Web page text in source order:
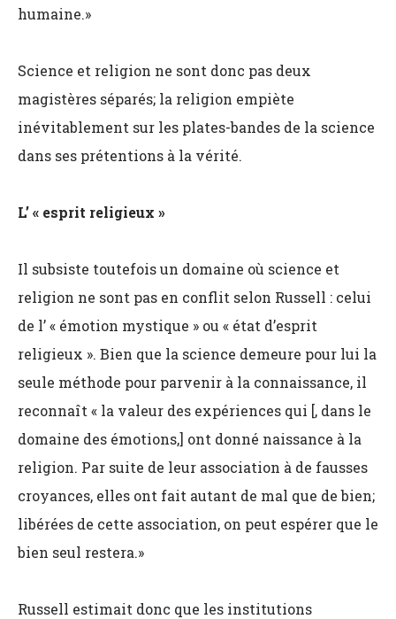
humaine.»
Science et religion ne sont donc pas deux
magistères séparés; la religion empiète
inévitablement sur les plates-bandes de la science
dans ses prétentions à la vérité.
L’ « esprit religieux »
Il subsiste toutefois un domaine où science et
religion ne sont pas en conflit selon Russell : celui
de l’ « émotion mystique » ou « état d’esprit
religieux ». Bien que la science demeure pour lui la
seule méthode pour parvenir à la connaissance, il
reconnaît « la valeur des expériences qui [, dans le
domaine des émotions,] ont donné naissance à la
religion. Par suite de leur association à de fausses
croyances, elles ont fait autant de mal que de bien;
libérées de cette association, on peut espérer que le
bien seul restera.»
Russell estimait donc que les institutions